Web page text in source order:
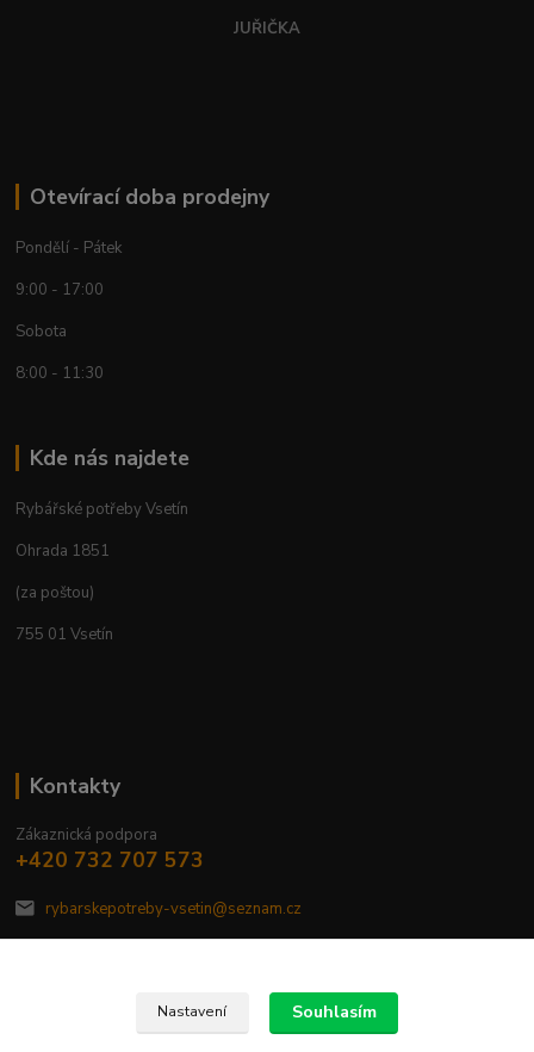
JUŘIČKA
Otevírací doba prodejny
Pondělí - Pátek
9:00 - 17:00
Sobota
8:00 - 11:30
Kde nás najdete
Rybářské potřeby Vsetín
Ohrada 1851
(za poštou)
755 01 Vsetín
Kontakty
Zákaznická podpora
+420 732 707 573
rybarskepotreby-vsetin@seznam.cz
Nastavení Souhlasím